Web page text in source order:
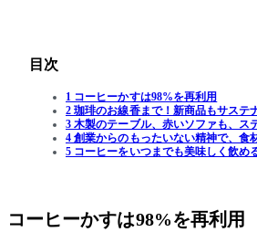
目次
1 コーヒーかすは98%を再利用
2 珈琲のお線香まで！新商品もサステ
3 木製のテーブル、赤いソファも、ス
4 創業からのもったいない精神で、食
5 コーヒーをいつまでも美味しく飲め
コーヒーかすは98%を再利用